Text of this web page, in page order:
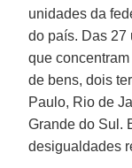
unidades da
do país. Das 27
que
de bens, dois
Paulo, Rio de
Grande do Sul.
desigualdades